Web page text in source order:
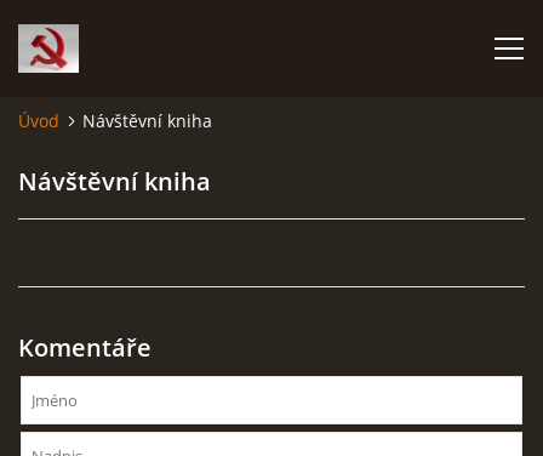
ČERNÁ KNIHA KOMUNISMU I.
ČERNÁ KNIHA KOMUNISMU II.
Úvod Návštěvní kniha
Návštěvní kniha
Komentáře